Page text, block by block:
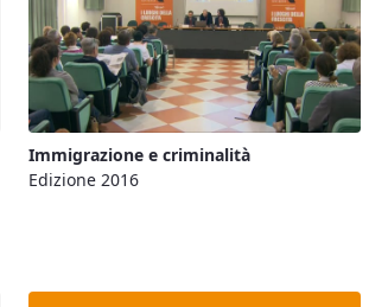
Immigrazione e criminalità
Edizione 2016